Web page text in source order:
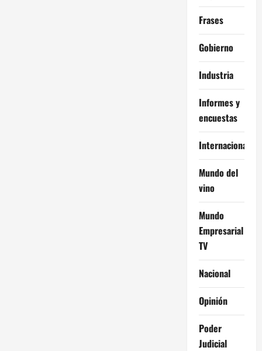
Frases
Gobierno
Industria
Informes y
encuestas
Internacional
Mundo del
vino
Mundo
Empresarial
TV
Nacional
Opinión
Poder
Judicial